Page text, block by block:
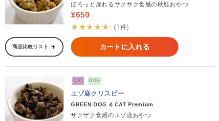
ほろっと崩れるサクサク食感の秋鮭おやつ
¥650
★★★★★
(1件)
商品比較リスト カートに入れる
CAT DOG
エゾ鹿クリスピー
GREEN DOG & CAT Premium
ザクザク食感のエゾ鹿おやつ